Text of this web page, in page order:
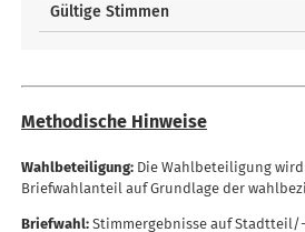
Gültige Stimmen
Methodische Hinweise
Wahlbeteiligung: Die Wahlbeteiligung
Briefwahlanteil auf Grundlage der
Briefwahl: Stimmergebnisse auf